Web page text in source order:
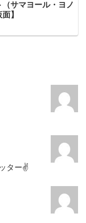
サマヨール・ヨノ
】
ター✌